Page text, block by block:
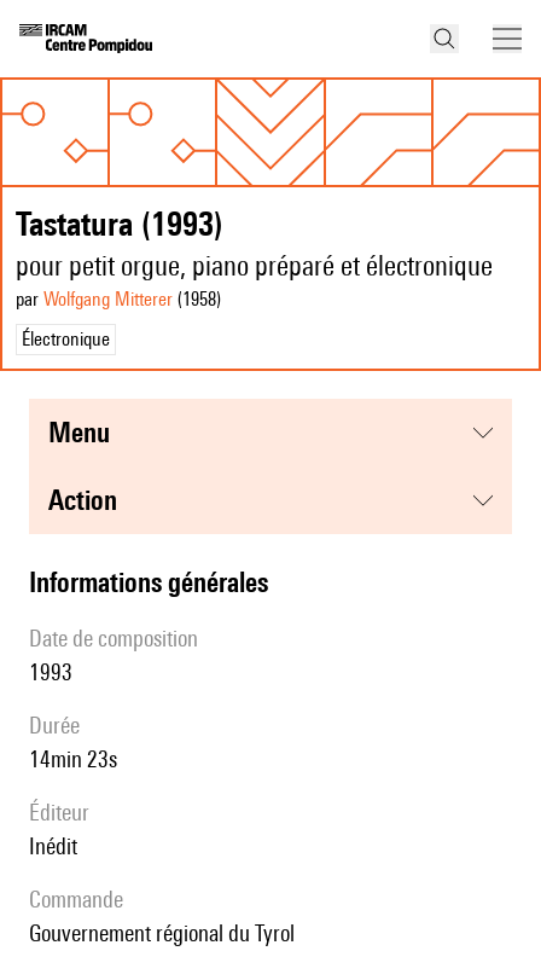
Tastatura (1993)
pour petit orgue, piano préparé et électronique
par Wolfgang Mitterer (1958)
Électronique
menu
action
informations générales
date de composition
1993
durée
14min 23s
éditeur
Inédit
Commande
gouvernement régional du Tyrol